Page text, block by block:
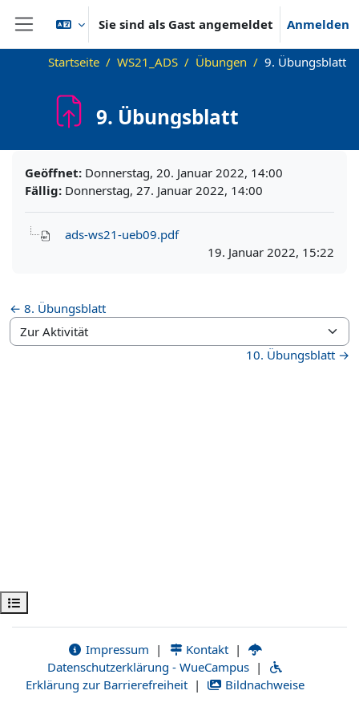
Zum Hauptinhalt
Website-Übersicht
Sie sind als Gast angemeldet Anmelden
Kursindex öffnen
Startseite WS21_ADS Übungen 9. Übungsblatt
9. Übungsblatt
Geöffnet: Donnerstag, 20. Januar 2022, 14:00
Fällig: Donnerstag, 27. Januar 2022, 14:00
ads-ws21-ueb09.pdf
19. Januar 2022, 15:22
← 8. Übungsblatt
Zur Aktivität
10. Übungsblatt →
Impressum | Kontakt |
Datenschutzerklärung - WueCampus |
Erklärung zur Barrierefreiheit | Bildnachweise